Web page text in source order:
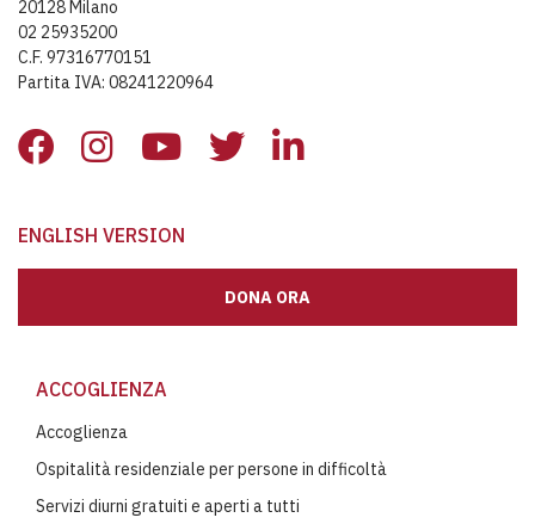
20128 Milano
02 25935200
C.F. 97316770151
Partita IVA: 08241220964
ENGLISH VERSION
DONA ORA
ACCOGLIENZA
Accoglienza
Ospitalità residenziale per persone in difficoltà
Servizi diurni gratuiti e aperti a tutti